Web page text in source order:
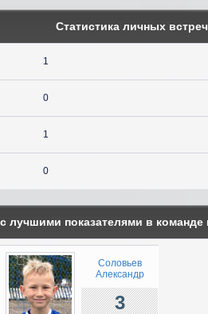
Статистика личных встреч
1
0
1
0
лучшими показателями в команде
Соловьев
Александр
3